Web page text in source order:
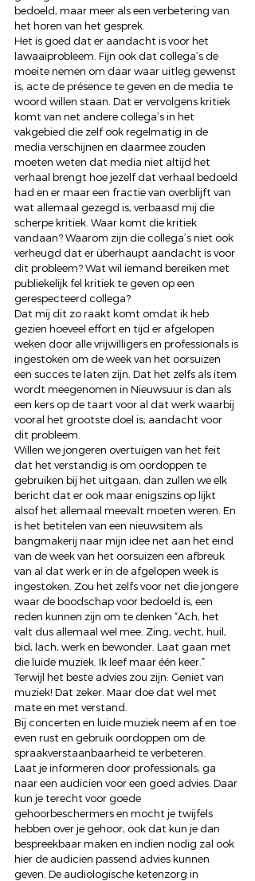
bedoeld, maar meer als een verbetering van
het horen van het gesprek.
Het is goed dat er aandacht is voor het
lawaaiprobleem. Fijn ook dat collega’s de
moeite nemen om daar waar uitleg gewenst
is, acte de présence te geven en de media te
woord willen staan. Dat er vervolgens kritiek
komt van net andere collega’s in het
vakgebied die zelf ook regelmatig in de
media verschijnen en daarmee zouden
moeten weten dat media niet altijd het
verhaal brengt hoe jezelf dat verhaal bedoeld
had en er maar een fractie van overblijft van
wat allemaal gezegd is, verbaasd mij die
scherpe kritiek. Waar komt die kritiek
vandaan? Waarom zijn die collega’s niet ook
verheugd dat er überhaupt aandacht is voor
dit probleem? Wat wil iemand bereiken met
publiekelijk fel kritiek te geven op een
gerespecteerd collega?
Dat mij dit zo raakt komt omdat ik heb
gezien hoeveel effort en tijd er afgelopen
weken door alle vrijwilligers en professionals is
ingestoken om de week van het oorsuizen
een succes te laten zijn. Dat het zelfs als item
wordt meegenomen in Nieuwsuur is dan als
een kers op de taart voor al dat werk waarbij
vooral het grootste doel is; aandacht voor
dit probleem.
Willen we jongeren overtuigen van het feit
dat het verstandig is om oordoppen te
gebruiken bij het uitgaan, dan zullen we elk
bericht dat er ook maar enigszins op lijkt
alsof het allemaal meevalt moeten weren. En
is het betitelen van een nieuwsitem als
bangmakerij naar mijn idee net aan het eind
van de week van het oorsuizen een afbreuk
van al dat werk er in de afgelopen week is
ingestoken. Zou het zelfs voor net die jongere
waar de boodschap voor bedoeld is, een
reden kunnen zijn om te denken “Ach, het
valt dus allemaal wel mee. Zing, vecht, huil,
bid, lach, werk en bewonder. Laat gaan met
die luide muziek. Ik leef maar één keer.”
Terwijl het beste advies zou zijn: Geniet van
muziek! Dat zeker. Maar doe dat wel met
mate en met verstand.
Bij concerten en luide muziek neem af en toe
even rust en gebruik oordoppen om de
spraakverstaanbaarheid te verbeteren.
Laat je informeren door professionals, ga
naar een audicien voor een goed advies. Daar
kun je terecht voor goede
gehoorbeschermers en mocht je twijfels
hebben over je gehoor, ook dat kun je dan
bespreekbaar maken en indien nodig zal ook
hier de audicien passend advies kunnen
geven. De audiologische ketenzorg in